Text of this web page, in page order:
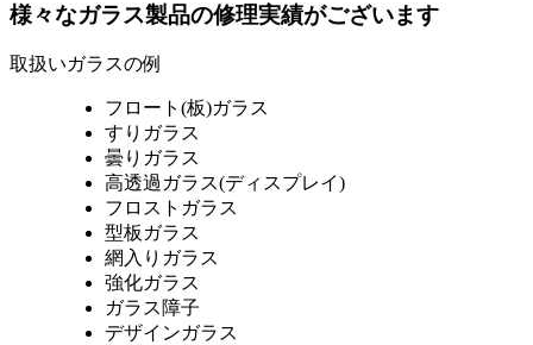
様々なガラス製品の修理実績がございます
取扱いガラスの例
フロート(板)ガラス
すりガラス
曇りガラス
高透過ガラス(ディスプレイ)
フロストガラス
型板ガラス
網入りガラス
強化ガラス
ガラス障子
デザインガラス